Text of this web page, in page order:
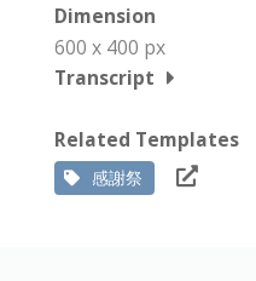
Dimension
600 x 400 px
Transcript
Related Templates
感謝祭